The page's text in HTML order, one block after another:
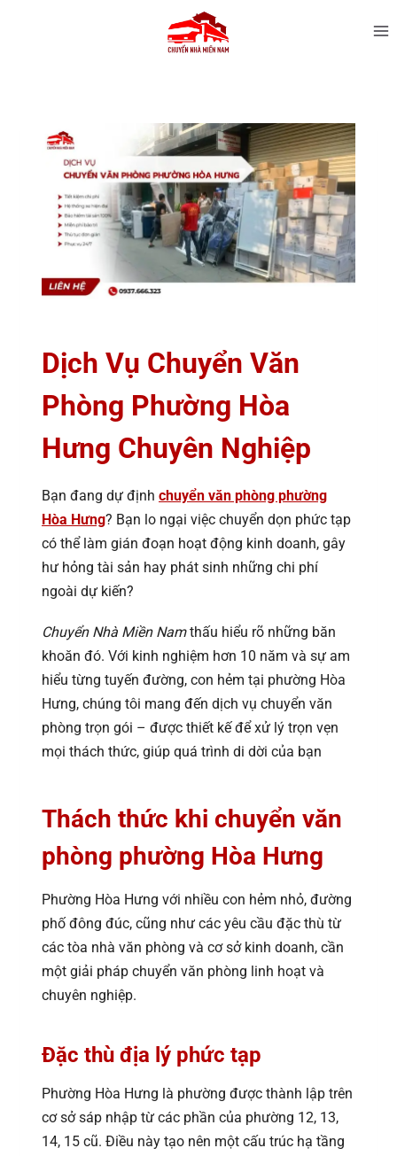
Dịch Vụ Chuyển Văn
Phòng Phường Hòa
Hưng Chuyên Nghiệp
Bạn đang dự định chuyển văn phòng phường
Hòa Hưng? Bạn lo ngại việc chuyển dọn phức tạp
có thể làm gián đoạn hoạt động kinh doanh, gây
hư hỏng tài sản hay phát sinh những chi phí
ngoài dự kiến?
Chuyển Nhà Miền Namthấu hiểu rõ những băn
khoăn đó. Với kinh nghiệm hơn 10 năm và sự am
hiểu từng tuyến đường, con hẻm tại phường Hòa
Hưng, chúng tôi mang đến dịch vụ chuyển văn
phòng trọn gói – được thiết kế để xử lý trọn vẹn
mọi thách thức, giúp quá trình di dời của bạn
Thách thức khi chuyển văn
phòng phường Hòa Hưng
Phường Hòa Hưng với nhiều con hẻm nhỏ, đường
phố đông đúc, cũng như các yêu cầu đặc thù từ
các tòa nhà văn phòng và cơ sở kinh doanh, cần
một giải pháp chuyển văn phòng linh hoạt và
chuyên nghiệp.
Đặc thù địa lý phức tạp
Phường Hòa Hưng là phường được thành lập trên
cơ sở sáp nhập từ các phần của phường 12, 13,
14, 15 cũ. Điều này tạo nên một cấu trúc hạ tầng